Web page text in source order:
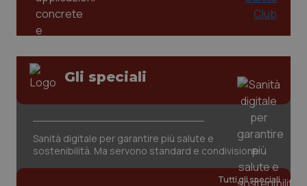
Gli speciali
Sanità digitale per garantire più salute e
sostenibilità. Ma servono standard e condivisione
Tutti gli speciali
tracking-sites-ironfish-
www.quotidianosanita.it
2
session-id
www.quotidianosanita.it
2